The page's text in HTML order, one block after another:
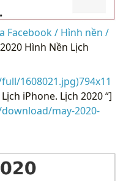
Facebook / Hình nền /
Hình Nền Lịch
1608021.jpg)794x11
iPhone. Lịch 2020 “]
may-2020-